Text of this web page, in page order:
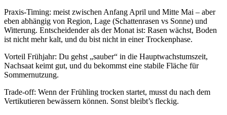
Praxis-Timing: meist zwischen Anfang April und Mitte Mai – aber
eben abhängig von Region, Lage (Schattenrasen vs Sonne) und
Witterung. Entscheidender als der Monat ist: Rasen wächst, Boden
ist nicht mehr kalt, und du bist nicht in einer Trockenphase.
Vorteil Frühjahr: Du gehst „sauber“ in die Hauptwachstumszeit,
Nachsaat keimt gut, und du bekommst eine stabile Fläche für
Sommernutzung.
Trade-off: Wenn der Frühling trocken startet, musst du nach dem
Vertikutieren bewässern können. Sonst bleibt’s fleckig.